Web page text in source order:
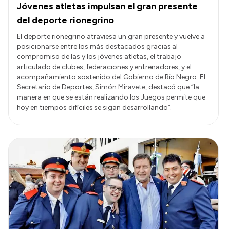
TECNICATURAS
CAPACITACIONES
Jóvenes atletas impulsan el gran presente
del deporte rionegrino
El deporte rionegrino atraviesa un gran presente y vuelve a
posicionarse entre los más destacados gracias al
compromiso de las y los jóvenes atletas, el trabajo
articulado de clubes, federaciones y entrenadores, y el
acompañamiento sostenido del Gobierno de Río Negro. El
Secretario de Deportes, Simón Miravete, destacó que “la
manera en que se están realizando los Juegos permite que
hoy en tiempos difíciles se sigan desarrollando”.